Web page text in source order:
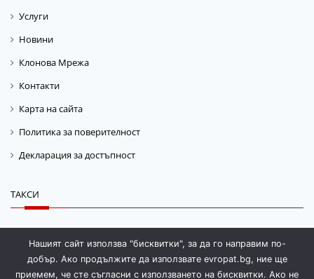
Услуги
Новини
Клонова Мрежа
Контакти
Карта на сайта
Политика за поверителност
Декларация за достъпност
ТАКСИ
Такса „Магазинаж“
Нашият сайт използва "бисквитки", за да го направим по-
добър. Ако продължите да използвате evropat.bg, ние ще
приемем, че сте съгласни с използването на бисквитки. Ако не